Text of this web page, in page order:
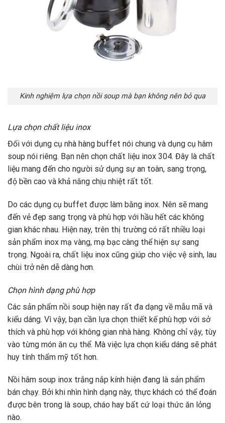
Kinh nghiệm lựa chọn nồi soup mà bạn không nên bỏ qua
Lựa chọn chất liệu inox
Đối với dụng cụ nhà hàng buffet nói chung và dụng cụ hâm
soup nói riêng. Bạn nên chọn chất liệu inox 304. Đây là chất
liệu mang đến cho người sử dụng sự an toàn, sang trọng,
độ bền cao và khả năng chịu nhiệt rất tốt.
Do các dụng cụ buffet được làm bằng inox. Nên sẽ mang
đến vẻ đẹp sang trọng và phù hợp với hầu hết các không
gian khác nhau. Hiện nay, trên thị trường có rất nhiều loại
sản phẩm inox mạ vàng, mạ bạc càng thể hiện sự sang
trọng. Ngoài ra, chất liệu inox cũng giúp cho việc vệ sinh, lau
chùi trở nên dễ dàng hơn.
Chọn hình dạng phù hợp
Các sản phẩm nồi soup hiện nay rất đa dạng về mẫu mã và
kiểu dáng. Vì vậy, bạn cần lựa chọn thiết kế phù hợp với sở
thích và phù hợp với không gian nhà hàng. Không chỉ vậy, tùy
vào từng món ăn cụ thể. Mà việc lựa chọn kiểu dáng sẽ phát
huy tính thẩm mỹ tốt hơn.
Nồi hâm soup inox trắng nắp kính hiện đang là sản phẩm
bán chạy. Bởi khi nhìn hình dạng này, thực khách có thể đoán
được bên trong là soup, cháo hay bất cứ loại thức ăn lỏng
nào.